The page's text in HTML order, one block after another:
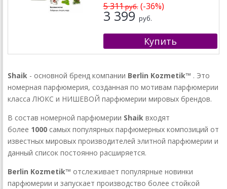
5 311руб.(-36%)
3 399 руб.
Shaik - основной бренд компании Berlin Kozmetik™ . Это
номерная парфюмерия, созданная по мотивам парфюмерии
класса ЛЮКС и НИШЕВОЙ парфюмерии мировых брендов.
В состав номерной парфюмерии Shaik входят
более 1000 самых популярных парфюмерных композиций от
известных мировых производителей элитной парфюмерии и
данный список постоянно расширяется.
Berlin Kozmetik™ отслеживает популярные новинки
парфюмерии и запускает производство более стойкой